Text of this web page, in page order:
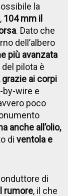
la
104 mm il
. Dato che
dell’albero
più avanzata
pilota è
ai corpi
by-wire e
poco
anche all’olio,
diventola e
di
rumore, il che